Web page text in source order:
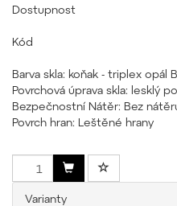
Dostupnost
Kód
Barva skla: koňak - triplex opál
Povrchová úprava skla: lesklý
Bezpečnostní Nátěr: Bez
Povrch hran: Leštěné hrany
Varianty